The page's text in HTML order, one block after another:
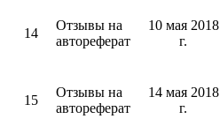
14
Отзывы на
автореферат
10 мая 2018
г.
15
Отзывы на
автореферат
14 мая 2018
г.